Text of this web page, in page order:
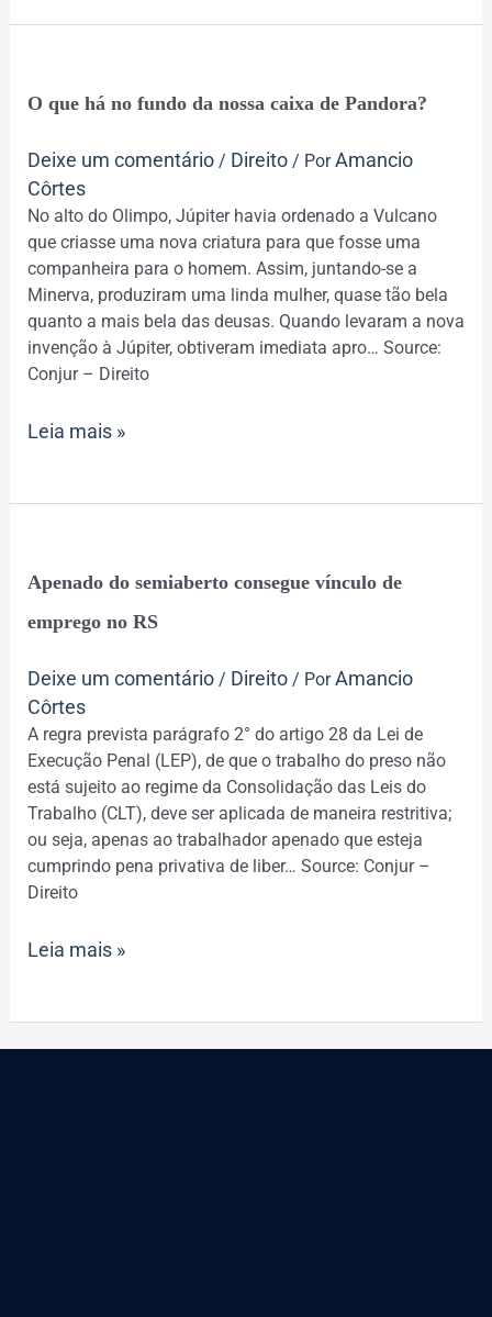
O que há no fundo da nossa caixa de Pandora?
Deixe um comentário / Direito/ PorAmancio
Côrtes
No alto do Olimpo, Júpiter havia ordenado a Vulcano
que criasse uma nova criatura para que fosse uma
companheira para o homem. Assim, juntando-se a
Minerva, produziram uma linda mulher, quase tão bela
quanto a mais bela das deusas. Quando levaram a nova
invenção à Júpiter, obtiveram imediata apro… Source:
Conjur – Direito
que
no
fundo
da
nossa
caixa
de
Pandora?
Leia mais »
Apenado do semiaberto consegue vínculo de
emprego no RS
Deixe um comentário / Direito/ PorAmancio
Côrtes
A regra prevista parágrafo 2° do artigo 28 da Lei de
Execução Penal (LEP), de que o trabalho do preso não
está sujeito ao regime da Consolidação das Leis do
Trabalho (CLT), deve ser aplicada de maneira restritiva;
ou seja, apenas ao trabalhador apenado que esteja
cumprindo pena privativa de liber… Source: Conjur –
Direito
do
semiaberto
vínculo
de
emprego
no
RS
Leia mais »